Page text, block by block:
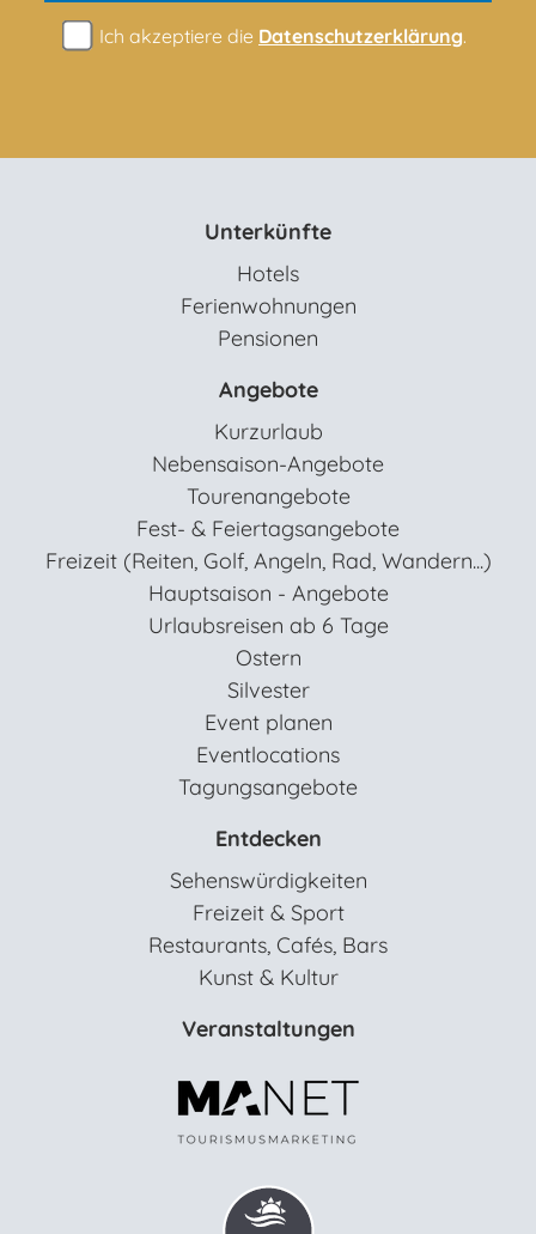
Ich akzeptiere die Datenschutzerklärung.
Unterkünfte
Hotels
Ferienwohnungen
Pensionen
Angebote
Kurzurlaub
Nebensaison-Angebote
Tourenangebote
Fest- & Feiertagsangebote
Freizeit (Reiten, Golf, Angeln, Rad, Wandern...)
Hauptsaison - Angebote
Urlaubsreisen ab 6 Tage
Ostern
Silvester
Event planen
Eventlocations
Tagungsangebote
Entdecken
Sehenswürdigkeiten
Freizeit & Sport
Restaurants, Cafés, Bars
Kunst & Kultur
Veranstaltungen